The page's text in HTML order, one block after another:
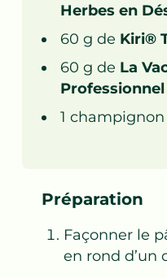
Herbes en
60 g de Kiri®
60 g de La
1 champignon
Préparation
Façonner le
en rond d’un